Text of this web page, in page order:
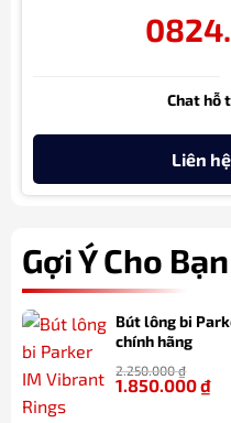
Chat hỗ
Liên
Gợi Ý Cho Bạn
Bút lông bi
chính hãng
2.250.000₫
1.850.000₫